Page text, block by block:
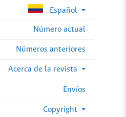
Español
Número actual
Números anteriores
Acerca de la revista
Envíos
Copyright